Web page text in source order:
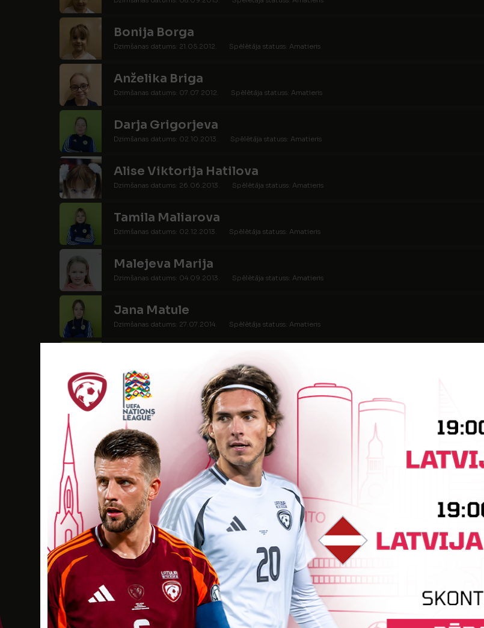
Bonija Borga
Dzimšanas datums: 21.05.2012. Spēlētāja statuss: Amatieris
Anželika Briga
Dzimšanas datums: 07.07.2012. Spēlētāja statuss: Amatieris
Darja Grigorjeva
Dzimšanas datums: 02.10.2013. Spēlētāja statuss: Amatieris
Alise Viktorija Hatilova
Dzimšanas datums: 26.06.2013. Spēlētāja statuss: Amatieris
Tamila Maliarova
Dzimšanas datums: 02.12.2013. Spēlētāja statuss: Amatieris
Malejeva Marija
Dzimšanas datums: 04.09.2013. Spēlētāja statuss: Amatieris
Jana Matule
Dzimšanas datums: 27.07.2014. Spēlētāja statuss: Amatieris
Dzimšanas datums: 30.07.2014. Spēlētāja statuss: Amatieris
Sofija Saharova
Dzimšanas datums: 16.02.2013. Spēlētāja statuss: Amatieris
Nensija Jevgēnija Saveļjeva
Dzimšanas datums: 09.07.2014. Spēlētāja statuss: Amatieris
Evelīna Savicka
Dzimšanas datums: 07.09.2012. Spēlētāja statuss: Amatieris
Milena Selezņova
Dzimšanas datums: 10.06.2014. Spēlētāja statuss: Amatieris
Valērija Smirnova
Dzimšanas datums: 21.03.2012. Spēlētāja statuss: Amatieris